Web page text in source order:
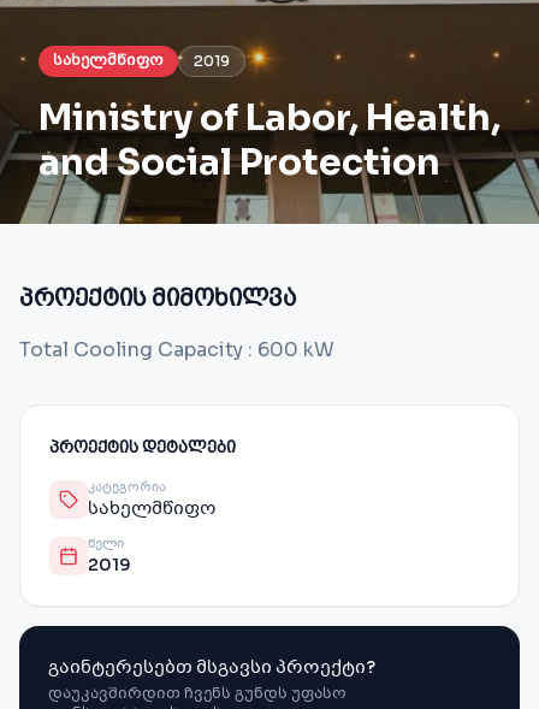
სახელმწიფო 2019
Ministry of Labor, Health,
and Social Protection
პროექტის მიმოხილვა
Total Cooling Capacity : 600 kW
ᲞᲠᲝᲔᲥᲢᲘᲡ ᲓᲔᲢᲐᲚᲔᲑᲘ
ᲙᲐᲢᲔᲒᲝᲠᲘᲐ
სახელმწიფო
ᲬᲔᲚᲘ
2019
გაინტერესებთ მსგავსი პროექტი?
დაუკავშირდით ჩვენს გუნდს უფასო